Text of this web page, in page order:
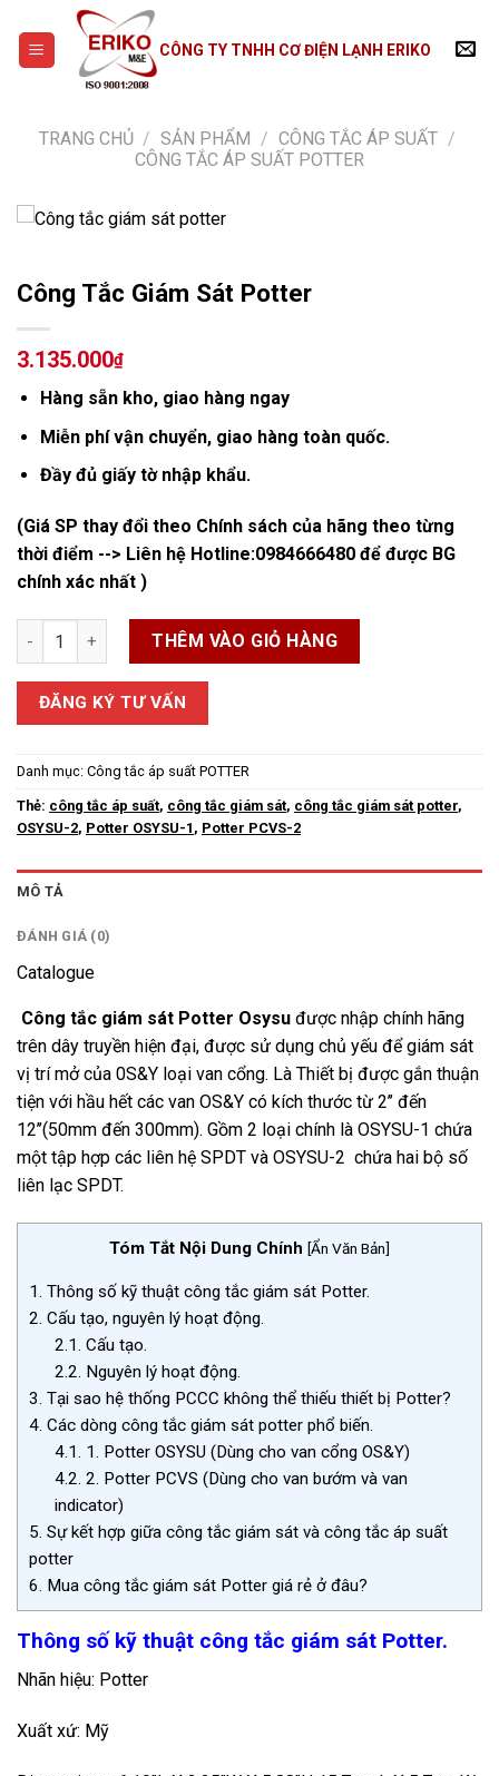
content
CÔNG TY TNHH CƠ ĐIỆN LẠNH ERIKO
TRANG CHỦ / SẢN PHẨM / CÔNG TẮC ÁP SUẤT /
CÔNG TẮC ÁP SUẤT POTTER
Công Tắc Giám Sát Potter
3.135.000₫
Hàng sẵn kho, giao hàng ngay
Miễn phí vận chuyển, giao hàng toàn quốc.
Đầy đủ giấy tờ nhập khẩu.
(Giá SP thay đổi theo Chính sách của hãng theo từng
thời điểm --> Liên hệ Hotline:0984666480 để được BG
chính xác nhất )
Công Tắc Giám Sát Potter số lượng
THÊM VÀO GIỎ HÀNG
ĐĂNG KÝ TƯ VẤN
Danh mục: Công tắc áp suất POTTER
Thẻ: công tắc áp suất, công tắc giám sát, công tắc giám sát potter,
OSYSU-2, Potter OSYSU-1 , Potter PCVS-2
MÔ TẢ
ĐÁNH GIÁ (0)
Catalogue
Công tắc giám sát Potter Osysu được nhập chính hãng
trên dây truyền hiện đại, được sử dụng chủ yếu để giám sát
vị trí mở của 0S&Y loại van cổng. Là Thiết bị được gắn thuận
tiện với hầu hết các van OS&Y có kích thước từ 2’’ đến
12’’(50mm đến 300mm). Gồm 2 loại chính là OSYSU-1 chứa
một tập hợp các liên hệ SPDT và OSYSU-2 chứa hai bộ số
liên lạc SPDT.
Tóm Tắt Nội Dung Chính [Ẩn Văn Bản]
1. Thông số kỹ thuật công tắc giám sát Potter.
2. Cấu tạo, nguyên lý hoạt động.
2.1. Cấu tạo.
2.2. Nguyên lý hoạt động.
3. Tại sao hệ thống PCCC không thể thiếu thiết bị Potter?
4. Các dòng công tắc giám sát potter phổ biến.
4.1. 1. Potter OSYSU (Dùng cho van cổng OS&Y)
4.2. 2. Potter PCVS (Dùng cho van bướm và van
indicator)
5. Sự kết hợp giữa công tắc giám sát và công tắc áp suất
potter
6. Mua công tắc giám sát Potter giá rẻ ở đâu?
Thông số kỹ thuật công tắc giám sát Potter.
Nhãn hiệu: Potter
Xuất xứ: Mỹ